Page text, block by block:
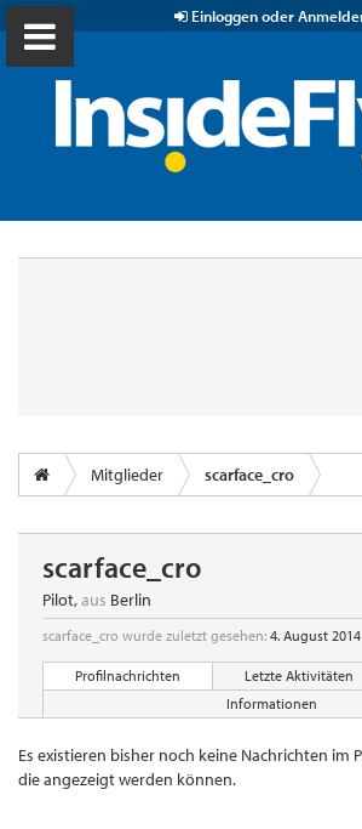
Einloggen oder
Mitglieder scarface_cro
scarface_cro
Pilot,aus Berlin
scarface_cro wurde zuletzt gesehen: 4. August 2014
Profilnachrichten Letzte Aktivitäten
Informationen
Es existieren bisher noch keine Nachrichten im
die angezeigt werden können.